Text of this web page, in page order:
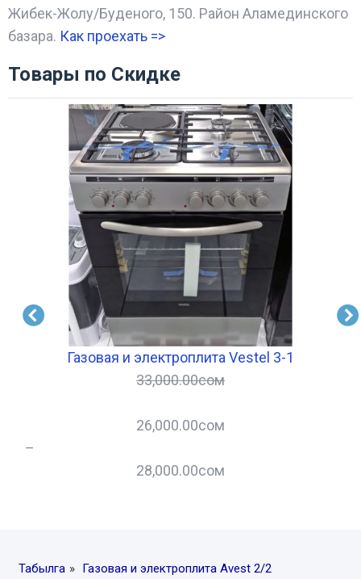
Жибек-Жолу/Буденого, 150. Район Аламединского
базара. Как проехать =>
Товары по Скидке
Газовая и электроплита Vestel 3-1
33,000.00сом
26,000.00сом
–
28,000.00сом
Табылга » Газовая и электроплита Avest 2/2